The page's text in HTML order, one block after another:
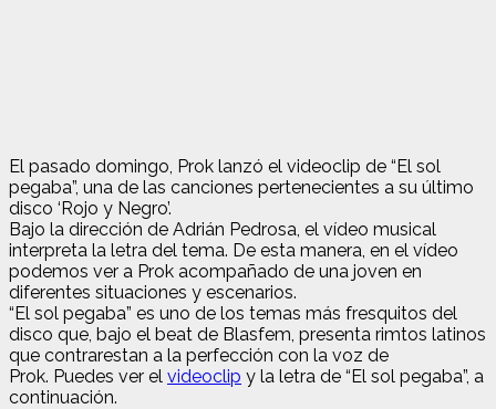
El pasado domingo, Prok lanzó el videoclip de “El sol
pegaba”, una de las canciones pertenecientes a su último
disco ‘Rojo y Negro’.
Bajo la dirección de Adrián Pedrosa, el vídeo musical
interpreta la letra del tema. De esta manera, en el vídeo
podemos ver a Prok acompañado de una joven en
diferentes situaciones y escenarios.
“El sol pegaba” es uno de los temas más fresquitos del
disco que, bajo el beat de Blasfem, presenta rimtos latinos
que contrarestan a la perfección con la voz de
Prok. Puedes ver el videoclip y la letra de “El sol pegaba”, a
continuación.